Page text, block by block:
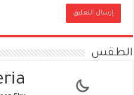
الطقس